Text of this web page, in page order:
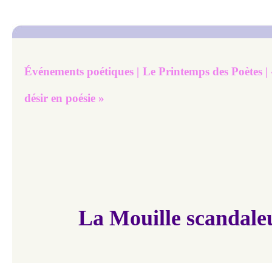
Événements poétiques | Le Printemps des Poètes
désir en poésie »
La Mouille